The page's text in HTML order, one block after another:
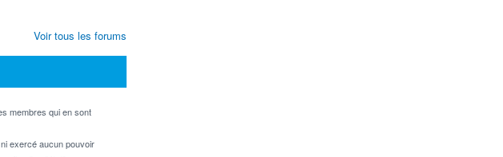
membres qui en sont
exercé aucun pouvoir
Voir tous les forums